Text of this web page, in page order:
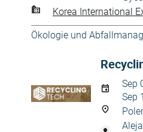
Korea International
Ökologie und
Sep
Sep